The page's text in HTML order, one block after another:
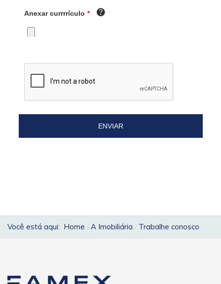
Anexar currrrículo *
ENVIAR
Você está aqui: Home A Imobiliária Trabalhe conosco